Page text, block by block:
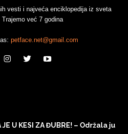
vesti i najveća enciklopedija iz sveta
već 7 godina
petface.net@gmail.com
JE U KESI ZA ĐUBRE! – Održala ju